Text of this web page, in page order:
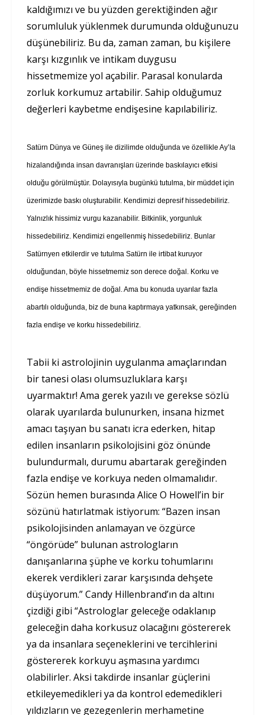
kaldığımızı ve bu yüzden gerektiğinden ağır
sorumluluk yüklenmek durumunda olduğunuzu
düşünebiliriz. Bu da, zaman zaman, bu kişilere
karşı kızgınlık ve intikam duygusu
hissetmemize yol açabilir. Parasal konularda
zorluk korkumuz artabilir. Sahip olduğumuz
değerleri kaybetme endişesine kapılabiliriz.
Satürn Dünya ve Güneş ile dizilimde olduğunda ve özellikle Ay’la
hizalandığında insan davranışları üzerinde baskılayıcı etkisi
olduğu görülmüştür. Dolayısıyla bugünkü tutulma, bir müddet için
üzerimizde baskı oluşturabilir. Kendimizi depresif hissedebiliriz.
Yalnızlık hissimiz vurgu kazanabilir. Bitkinlik, yorgunluk
hissedebiliriz. Kendimizi engellenmiş hissedebiliriz. Bunlar
Satürnyen etkilerdir ve tutulma Satürn ile irtibat kuruyor
olduğundan, böyle hissetmemiz son derece doğal. Korku ve
endişe hissetmemiz de doğal. Ama bu konuda uyarılar fazla
abartılı olduğunda, biz de buna kaptırmaya yatkınsak, gereğinden
fazla endişe ve korku hissedebiliriz.
Tabii ki astrolojinin uygulanma amaçlarından
bir tanesi olası olumsuzluklara karşı
uyarmaktır! Ama gerek yazılı ve gerekse sözlü
olarak uyarılarda bulunurken, insana hizmet
amacı taşıyan bu sanatı icra ederken, hitap
edilen insanların psikolojisini göz önünde
bulundurmalı, durumu abartarak gereğinden
fazla endişe ve korkuya neden olmamalıdır.
Sözün hemen burasında Alice O Howell’in bir
sözünü hatırlatmak istiyorum: “Bazen insan
psikolojisinden anlamayan ve özgürce
“öngörüde” bulunan astrologların
danışanlarına şüphe ve korku tohumlarını
ekerek verdikleri zarar karşısında dehşete
düşüyorum.” Candy Hillenbrand’ın da altını
çizdiği gibi “Astrologlar geleceğe odaklanıp
geleceğin daha korkusuz olacağını göstererek
ya da insanlara seçeneklerini ve tercihlerini
göstererek korkuyu aşmasına yardımcı
olabilirler. Aksi takdirde insanlar güçlerini
etkileyemedikleri ya da kontrol edemedikleri
yıldızların ve gezegenlerin merhametine